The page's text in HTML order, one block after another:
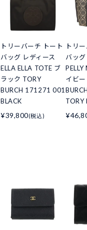
トリーバーチ トート
バッグ レディース
ELLA ELLA TOTE ブ
ラック TORY
BURCH 171271 001
BLACK
¥39,800(税込)
トリ
バッ
イビ
TORY